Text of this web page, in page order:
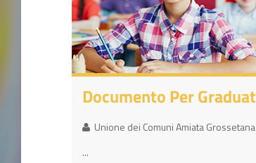
Unione dei Comuni Amiata Grossetana
...